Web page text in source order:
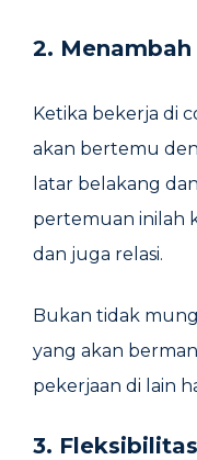
2.
Ketika bekerja di
akan bertemu
latar belakang
pertemuan inilah
dan juga relasi.
Bukan tidak
yang akan
pekerjaan di lain
3.